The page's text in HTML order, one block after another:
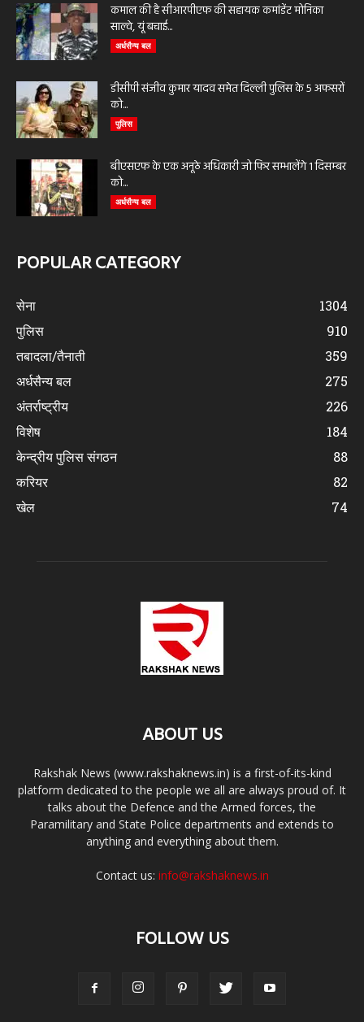
कमाल की है सीआरपीएफ की सहायक कमांडेंट मोनिका
साल्वे, यूं बचाई...
अर्धसैन्य बल
डीसीपी संजीव कुमार यादव समेत दिल्ली पुलिस के 5 अफसरों
को...
पुलिस
बीएसएफ के एक अनूठे अधिकारी जो फिर सम्भालेंगे 1 दिसम्बर
को...
अर्धसैन्य बल
POPULAR CATEGORY
सेना
1304
पुलिस
910
तबादला/तैनाती
359
अर्धसैन्य बल
275
अंतर्राष्ट्रीय
226
विशेष
184
केन्द्रीय पुलिस संगठन
88
करियर
82
खेल
74
ABOUT US
Rakshak News (www.rakshaknews.in) is a first-of-its-kind
platform dedicated to the people we all are always proud of. It
talks about the Defence and the Armed forces, the
Paramilitary and State Police departments and extends to
anything and everything about them.
Contact us: info@rakshaknews.in
FOLLOW US